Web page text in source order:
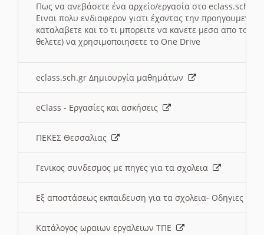
Πως να ανεβάσετε ένα αρχείο/εργασία στο eclass.sch.gr
Ειναι πολυ ενδιαφερον γιατι έχοντας την
καταλαβετε και το τι μπορειτε να κανετε μεσα απο το
θελετε) να χρησιμοποιησετε το One Drive
eclass.sch.gr Δημιουργία μαθημάτων
eClass - Εργασίες και ασκήσεις
ΠΕΚΕΣ Θεσσαλιας
Γενικος συνδεσμος με πηγες για τα σχολεια
Εξ αποστάσεως εκπαιδευση για τα σχολεια- Οδηγιες
Κατάλογος ωραιων εργαλειων ΤΠΕ